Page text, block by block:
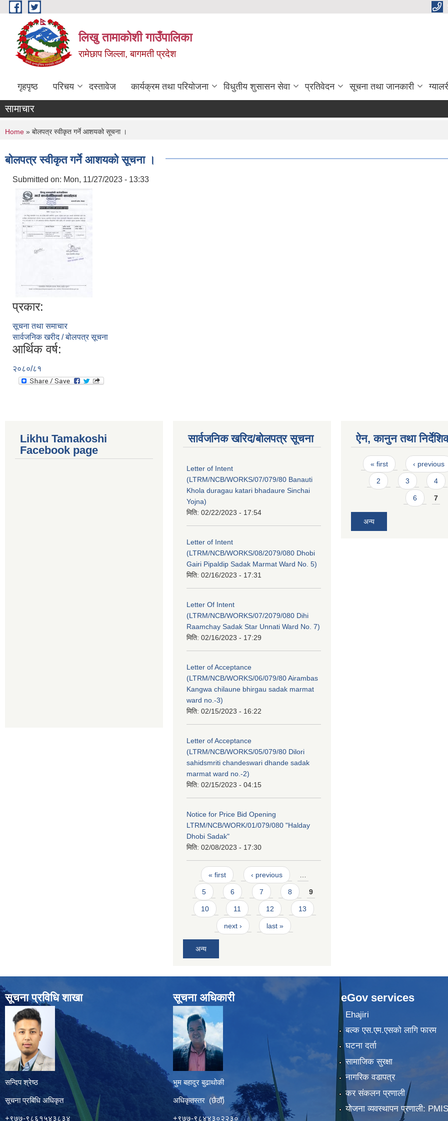
Skip to main content
लिखु तामाकोशी गाउँपालिका
रामेछाप जिल्ला, बागमती प्रदेश
गृहपृष्ठ परिचय दस्तावेज कार्यक्रम तथा परियोजना विधुतीय शुसासन सेवा प्रतिवेदन सूचना तथा जानकारी
सामाचार
You are here
Home » बोलपत्र स्वीकृत गर्ने आशयको सूचना ।
बोलपत्र स्वीकृत गर्ने आशयको सूचना ।
Submitted on: Mon, 11/27/2023 - 13:33
प्रकार:
सूचना तथा समाचार
सार्वजनिक खरीद / बोलपत्र सूचना
आर्थिक वर्ष:
२०८०/८१
Likhu Tamakoshi
Facebook page
सार्वजनिक खरिद/बोलपत्र सूचना
Letter of Intent
(LTRM/NCB/WORKS/07/079/80 Banauti
Khola duragau katari bhadaure Sinchai
Yojna)
मिति: 02/22/2023 - 17:54
Letter of Intent
(LTRM/NCB/WORKS/08/2079/080 Dhobi
Gairi Pipaldip Sadak Marmat Ward No. 5)
मिति: 02/16/2023 - 17:31
Letter Of Intent
(LTRM/NCB/WORKS/07/2079/080 Dihi
Raamchay Sadak Star Unnati Ward No. 7)
मिति: 02/16/2023 - 17:29
Letter of Acceptance
(LTRM/NCB/WORKS/06/079/80 Airambas
Kangwa chilaune bhirgau sadak marmat
ward no.-3)
मिति: 02/15/2023 - 16:22
Letter of Acceptance
(LTRM/NCB/WORKS/05/079/80 Dilori
sahidsmriti chandeswari dhande sadak
marmat ward no.-2)
मिति: 02/15/2023 - 04:15
Notice for Price Bid Opening
LTRM/NCB/WORK/01/079/080 "Halday
Dhobi Sadak"
मिति: 02/08/2023 - 17:30
Pages
« first ‹ previous
5 6 7 8 9
10 11 12 13
next › last »
अन्य
ऐन, कानुन तथा
Pages
« first ‹ previous
2 3 4
6 7
अन्य
सूचना प्रविधि शाखा
सन्दिप श्रेष्ठ
सूचना प्रबिधि अधिकृत
+९७७-९८६१५४३८३४
सूचना अधिकारी
भुम बहादुर बुढाथोकी
अधिकृतस्तर (छैठौँ)
+९७७-९८४४३०२२३०
eGov services
Ehajiri
बल्क एस.एम.एसको लागि फारम
घटना दर्ता
सामाजिक सुरक्षा
नागरिक वडापत्र
कर संकलन प्रणाली
योजना व्यवस्थापन प्रणाली: PMIS